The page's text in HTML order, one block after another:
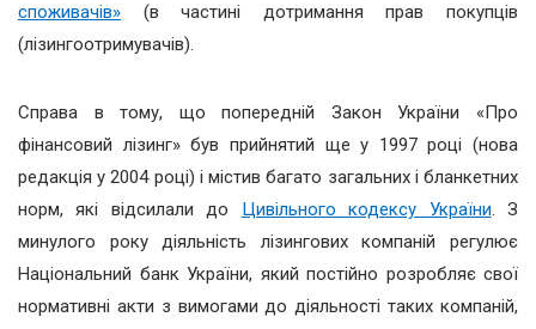
споживачів» (в частині дотримання прав покупців
(лізингоотримувачів).
Справа в тому, що попередній Закон України «Про
фінансовий лізинг» був прийнятий ще у 1997 році (нова
редакція у 2004 році) і містив багато загальних і бланкетних
норм, які відсилали до Цивільного кодексу України. З
минулого року діяльність лізингових компаній регулює
Національний банк України, який постійно розробляє свої
нормативні акти з вимогами до діяльності таких компаній,